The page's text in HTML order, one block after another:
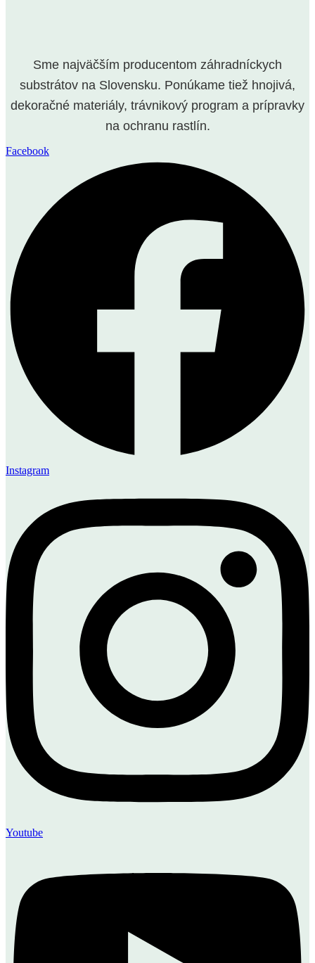
Sme najväčším producentom záhradníckych
substrátov na Slovensku. Ponúkame tiež hnojivá,
dekoračné materiály, trávnikový program a prípravky
na ochranu rastlín.
Facebook
Instagram
Youtube